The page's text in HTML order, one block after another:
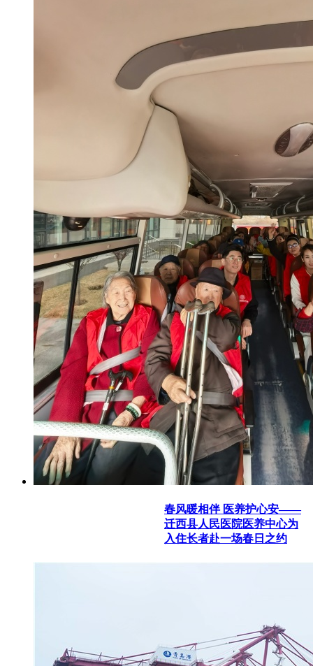
春风暖相伴 医养护心安——
迁西县人民医院医养中心为
入住长者赴一场春日之约